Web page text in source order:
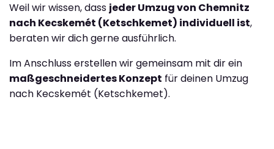
Weil wir wissen, dass jeder Umzug von Chemnitz
nach Kecskemét (Ketschkemet) individuell ist,
beraten wir dich gerne ausführlich.
Im Anschluss erstellen wir gemeinsam mit dir ein
maßgeschneidertes Konzept für deinen Umzug
nach Kecskemét (Ketschkemet).